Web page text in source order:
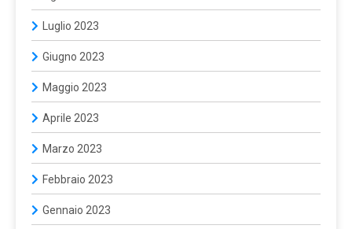
Luglio 2023
Giugno 2023
Maggio 2023
Aprile 2023
Marzo 2023
Febbraio 2023
Gennaio 2023